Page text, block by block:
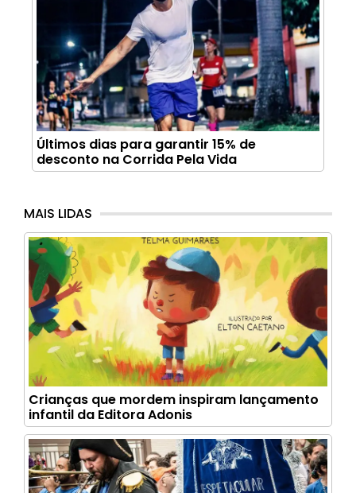
Últimos dias para garantir 15% de
desconto na Corrida Pela Vida
MAIS LIDAS
Crianças que mordem inspiram lançamento
infantil da Editora Adonis